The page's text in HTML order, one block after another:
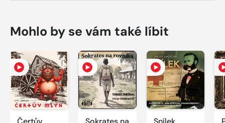
Mohlo by se vám také líbit